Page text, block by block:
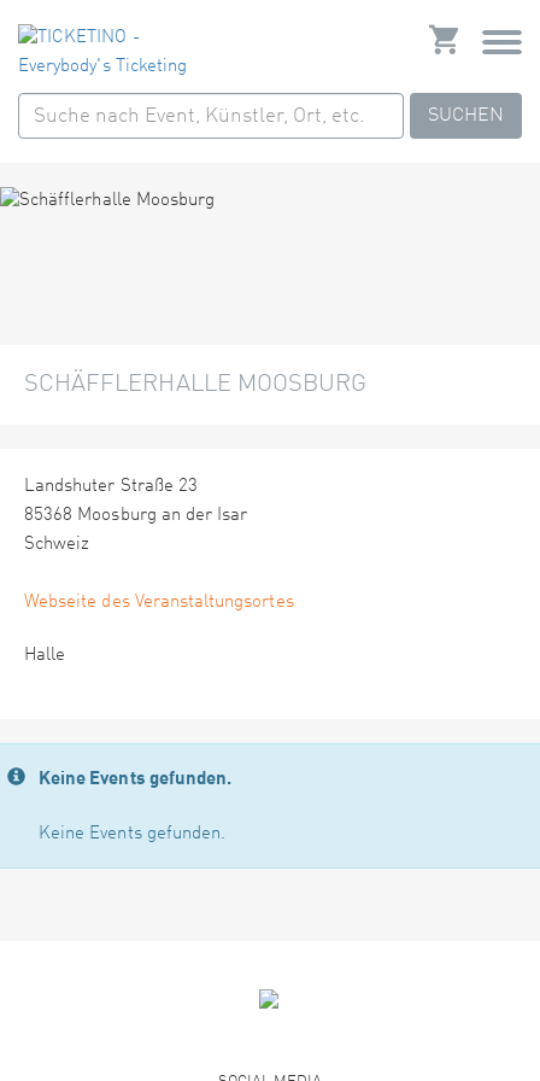
SUCHEN
SCHÄFFLERHALLE MOOSBURG
Landshuter Straße 23
85368 Moosburg an der Isar
Schweiz
Webseite des Veranstaltungsortes
Halle
Keine Events gefunden.
Keine Events gefunden.